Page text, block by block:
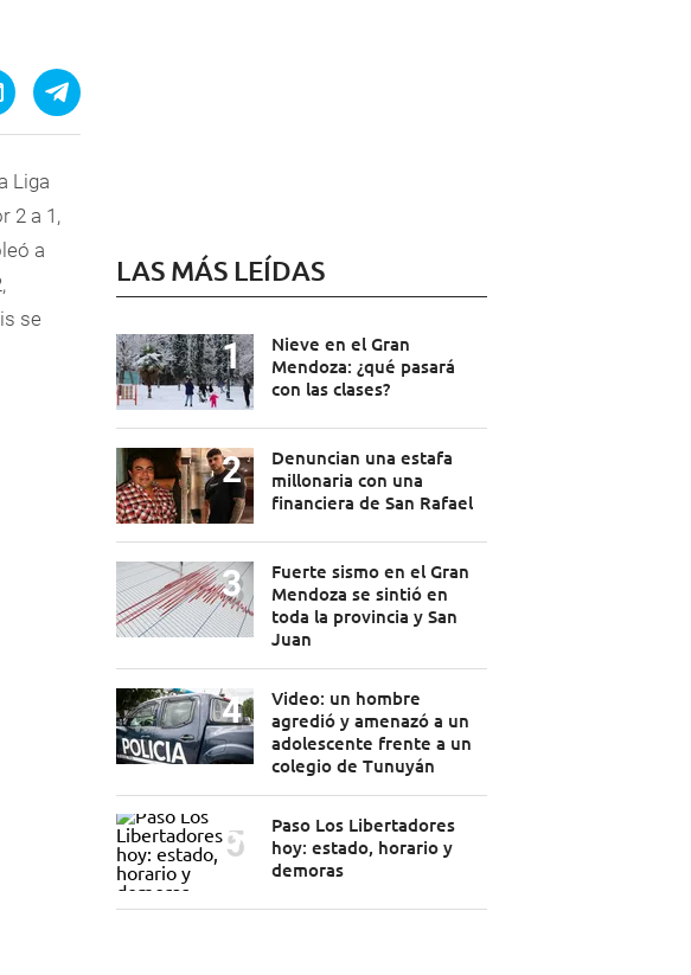
Liga
2 a 1,
a
se
LAS MÁS LEÍDAS
Nieve en el Gran
Mendoza: ¿qué pasará
con las clases?
Denuncian una estafa
millonaria con una
financiera de San Rafael
Fuerte sismo en el Gran
Mendoza se sintió en
toda la provincia y San
Juan
Video: un hombre
agredió y amenazó a un
adolescente frente a un
colegio de Tunuyán
Paso Los Libertadores
hoy: estado, horario y
demoras